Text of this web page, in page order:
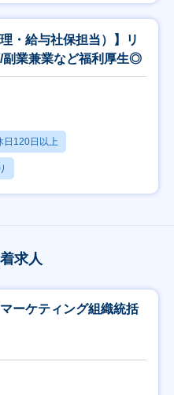
・給与社保担当）】リ
副業兼業など福利厚生◎
日120日以上
求人
ーケティング組織統括